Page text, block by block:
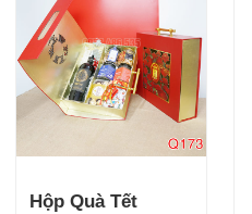
Hộp Quà Tết